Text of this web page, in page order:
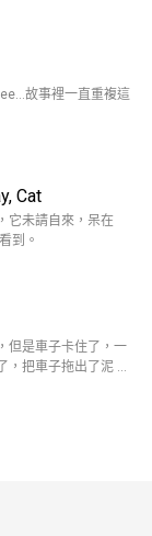
故事裡一直重複這
Cat
它未請自來，呆在
到。
但是車子卡住了，一
，把車子拖出了泥 …